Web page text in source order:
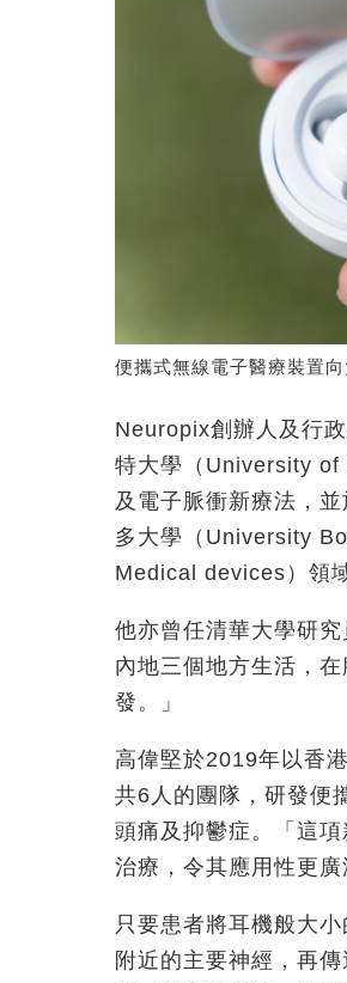
便攜式無線電子醫療裝置
Neuropix創辦人及行
特大學（University of
及電子脈衝新療法，
多大學（University
Medical devices）領域
他亦曾任清華大學研
內地三個地方生活，
發。」
高偉堅於2019年以香
共6人的團隊，研發便
頭痛及抑鬱症。「這
治療，令其應用性更廣
只要患者將耳機般大
附近的主要神經，再